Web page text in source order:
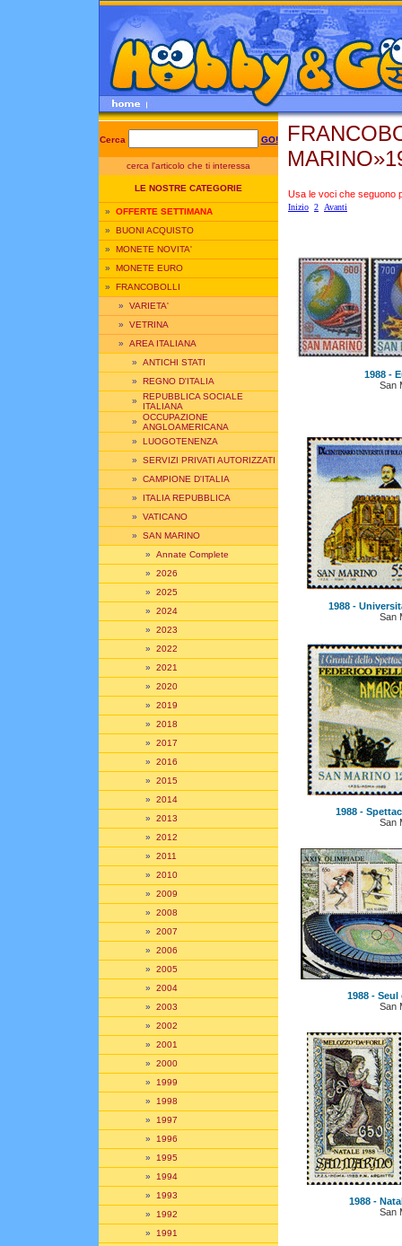
Cerca GO!
cerca l'articolo che ti interessa
LE NOSTRE CATEGORIE
» OFFERTE SETTIMANA
» BUONI ACQUISTO
» MONETE NOVITA'
» MONETE EURO
» FRANCOBOLLI
» VARIETA'
» VETRINA
» AREA ITALIANA
» ANTICHI STATI
» REGNO D'ITALIA
» REPUBBLICA SOCIALE
ITALIANA
» OCCUPAZIONE
ANGLOAMERICANA
» LUOGOTENENZA
» SERVIZI PRIVATI AUTORIZZATI
» CAMPIONE D'ITALIA
» ITALIA REPUBBLICA
» VATICANO
» SAN MARINO
» Annate Complete
» 2026
» 2025
» 2024
» 2023
» 2022
» 2021
» 2020
» 2019
» 2018
» 2017
» 2016
» 2015
» 2014
» 2013
» 2012
» 2011
» 2010
» 2009
» 2008
» 2007
» 2006
» 2005
» 2004
» 2003
» 2002
» 2001
» 2000
» 1999
» 1998
» 1997
» 1996
» 1995
» 1994
» 1993
» 1992
» 1991
Usa le voci che seguono
Inizio 2 Avanti
1988 -
San
1988 -
San
1988 -
San
1988 -
San
1988 -
San